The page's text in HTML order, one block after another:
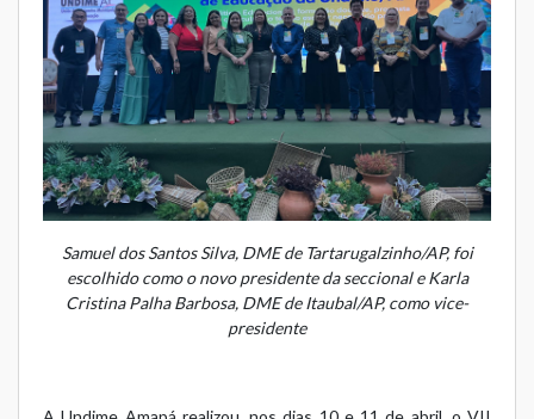
Samuel dos Santos Silva, DME de Tartarugalzinho/AP, foi
escolhido como o novo presidente da seccional e Karla
Cristina Palha Barbosa, DME de Itaubal/AP, como vice-
presidente